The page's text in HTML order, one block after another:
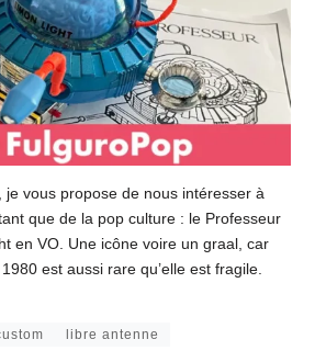
je vous propose de nous intéresser à
que de la pop culture : le Professeur
en VO. Une icône voire un graal, car
est aussi rare qu’elle est fragile.
libre antenne